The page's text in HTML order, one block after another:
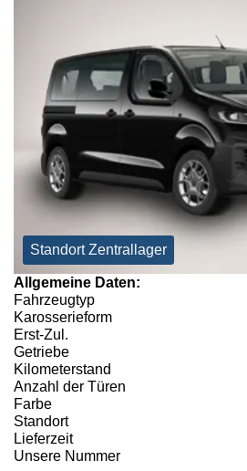
Standort Zentrallager
Allgemeine Daten:
Fahrzeugtyp
Karosserieform
Erst-Zul.
Getriebe
Kilometerstand
Anzahl der Türen
Farbe
Standort
Lieferzeit
Unsere Nummer